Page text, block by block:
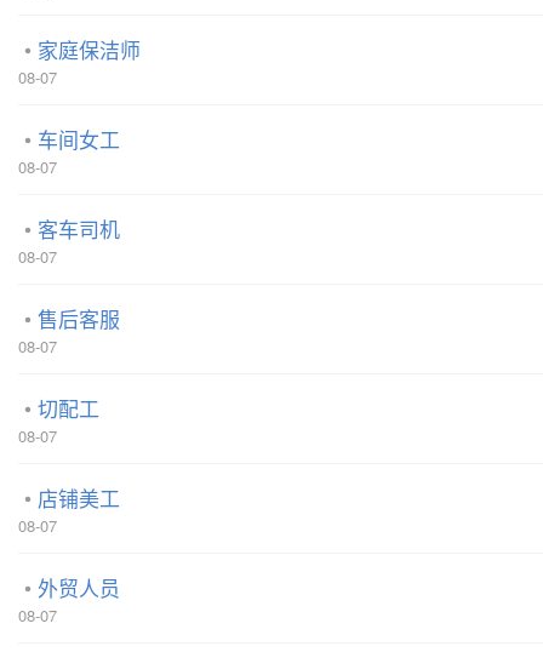
家庭保洁师
08-07
车间女工
08-07
客车司机
08-07
售后客服
08-07
切配工
08-07
店铺美工
08-07
外贸人员
08-07